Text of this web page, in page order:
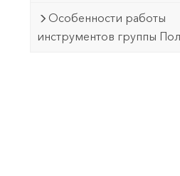
Особенности работы
инструментов группы